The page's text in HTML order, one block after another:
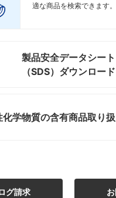
適な商品を検索できます。
製品安全データシート
（SDS）ダウンロード
化学物質の含有商品取り
グ請求